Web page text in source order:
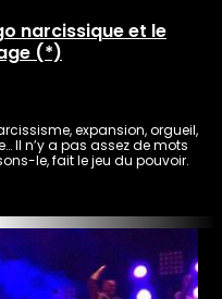
narcissique et le
(*)
expansion, orgueil,
Il n’y a pas assez de mots
le, fait le jeu du pouvoir.